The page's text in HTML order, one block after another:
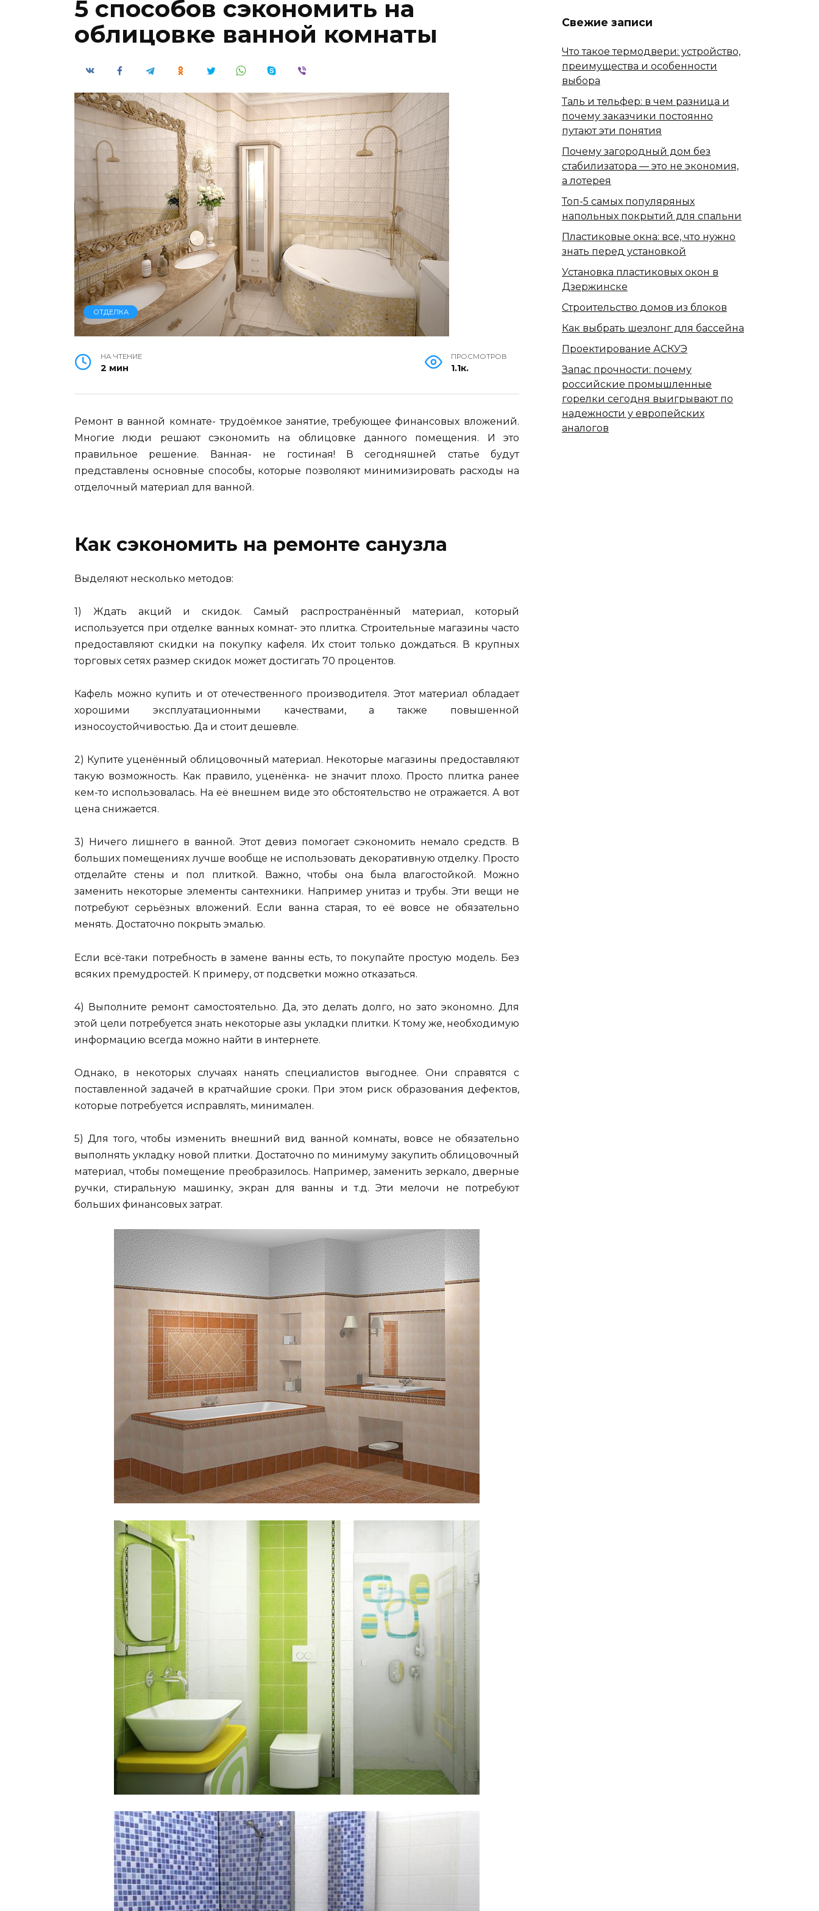
5 способов сэкономить на
облицовке ванной комнаты
ОТДЕЛКА
НА ЧТЕНИЕ
2 мин
ПРОСМОТРОВ
1.1к.
Ремонт в ванной комнате- трудоёмкое занятие, требующее финансовых вложений.
Многие люди решают сэкономить на облицовке данного помещения. И это
правильное решение. Ванная- не гостиная! В сегодняшней статье будут
представлены основные способы, которые позволяют минимизировать расходы на
отделочный материал для ванной.
Как сэкономить на ремонте санузла
Выделяют несколько методов:
1) Ждать акций и скидок. Самый распространённый материал, который
используется при отделке ванных комнат- это плитка. Строительные магазины часто
предоставляют скидки на покупку кафеля. Их стоит только дождаться. В крупных
торговых сетях размер скидок может достигать 70 процентов.
Кафель можно купить и от отечественного производителя. Этот материал обладает
хорошими эксплуатационными качествами, а также повышенной
износоустойчивостью. Да и стоит дешевле.
2) Купите уценённый облицовочный материал. Некоторые магазины предоставляют
такую возможность. Как правило, уценёнка- не значит плохо. Просто плитка ранее
кем-то использовалась. На её внешнем виде это обстоятельство не отражается. А вот
цена снижается.
3) Ничего лишнего в ванной. Этот девиз помогает сэкономить немало средств. В
больших помещениях лучше вообще не использовать декоративную отделку. Просто
отделайте стены и пол плиткой. Важно, чтобы она была влагостойкой. Можно
заменить некоторые элементы сантехники. Например унитаз и трубы. Эти вещи не
потребуют серьёзных вложений. Если ванна старая, то её вовсе не обязательно
менять. Достаточно покрыть эмалью.
Если всё-таки потребность в замене ванны есть, то покупайте простую модель. Без
всяких премудростей. К примеру, от подсветки можно отказаться.
4) Выполните ремонт самостоятельно. Да, это делать долго, но зато экономно. Для
этой цели потребуется знать некоторые азы укладки плитки. К тому же, необходимую
информацию всегда можно найти в интернете.
Однако, в некоторых случаях нанять специалистов выгоднее. Они справятся с
поставленной задачей в кратчайшие сроки. При этом риск образования дефектов,
которые потребуется исправлять, минимален.
5) Для того, чтобы изменить внешний вид ванной комнаты, вовсе не обязательно
выполнять укладку новой плитки. Достаточно по минимуму закупить облицовочный
материал, чтобы помещение преобразилось. Например, заменить зеркало, дверные
ручки, стиральную машинку, экран для ванны и т.д. Эти мелочи не потребуют
больших финансовых затрат.
Свежие записи
Что такое термодвери: устройство,
преимущества и особенности
выбора
Таль и тельфер: в чем разница и
почему заказчики постоянно
путают эти понятия
Почему загородный дом без
стабилизатора — это не экономия,
а лотерея
Топ-5 самых популяряных
напольных покрытий для спальни
Пластиковые окна: все, что нужно
знать перед установкой
Установка пластиковых окон в
Дзержинске
Строительство домов из блоков
Как выбрать шезлонг для бассейна
Проектирование АСКУЭ
Запас прочности: почему
российские промышленные
горелки сегодня выигрывают по
надежности у европейских
аналогов